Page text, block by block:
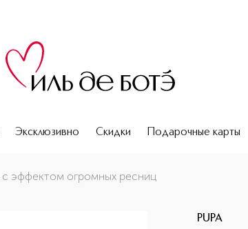
Эксклюзивно Скидки Подарочные карты
с эффектом огромных ресниц
PUPA